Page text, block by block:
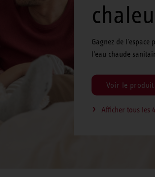
Gagnez de l'espace
l'eau chaude
Voir le produit
Afficher tous les